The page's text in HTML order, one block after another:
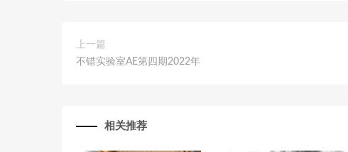
上一篇
不错实验室AE第四期2022年
相关推荐